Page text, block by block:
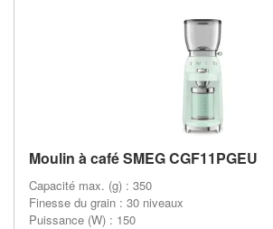
Moulin à café SMEG CGF11PGEU
Capacité max. (g) : 350
Finesse du grain : 30 niveaux
Puissance (W) : 150